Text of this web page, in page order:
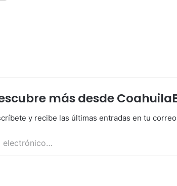
más desde
y recibe las últimas entradas en tu